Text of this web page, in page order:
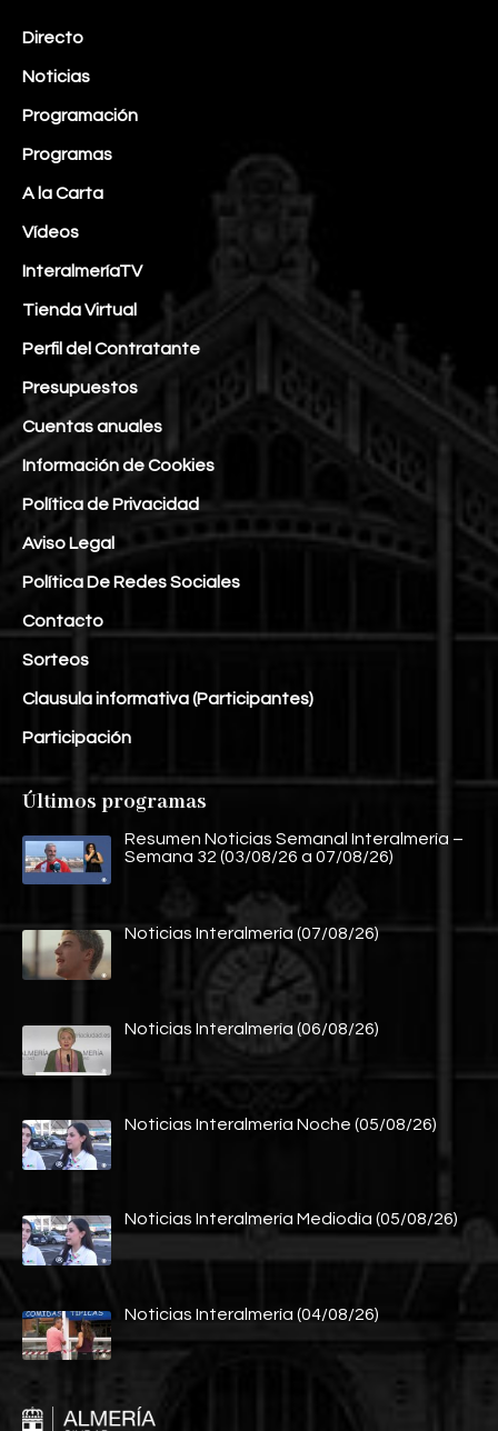
Directo
Noticias
Programación
Programas
A la Carta
Vídeos
InteralmeríaTV
Tienda Virtual
Perfil del Contratante
Presupuestos
Cuentas anuales
Información de Cookies
Política de Privacidad
Aviso Legal
Política De Redes Sociales
Contacto
Sorteos
Clausula informativa (Participantes)
Participación
Últimos programas
Resumen Noticias Semanal Interalmería –
Semana 32 (03/08/26 a 07/08/26)
Noticias Interalmería (07/08/26)
Noticias Interalmería (06/08/26)
Noticias Interalmería Noche (05/08/26)
Noticias Interalmería Mediodía (05/08/26)
Noticias Interalmería (04/08/26)